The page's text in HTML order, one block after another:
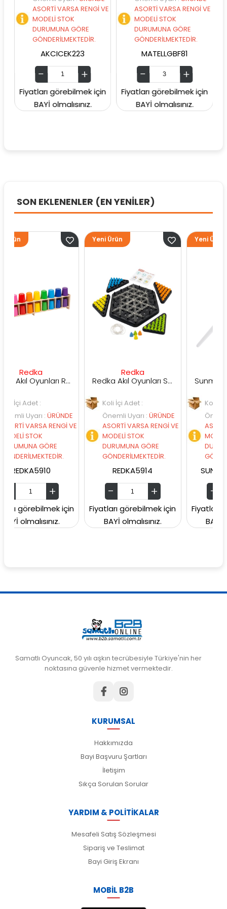
ASORTİ VARSA RENGİ VE
MODELİ STOK
DURUMUNA GÖRE
GÖNDERİLMEKTEDİR.
AKCICEK223
Fiyatları görebilmek için
BAYİ olmalısınız.
ASORTİ VARSA RENGİ VE
MODELİ STOK
DURUMUNA GÖRE
GÖNDERİLMEKTEDİR.
MATELLGBF81
Fiyatları görebilmek için
BAYİ olmalısınız.
SON EKLENENLER (EN YENİLER)
Redka Akıl Oyunları Renk Dedektifi Oyunu
ÜRÜNDE
RENGİ VE
GÖRE
için
Redka Akıl Oyunları Strateji Üçgeni Oyunu
Koli İçi Adet :
Önemli Uyarı:ÜRÜNDE
ASORTİ VARSA RENGİ VE
MODELİ STOK
DURUMUNA GÖRE
GÖNDERİLMEKTEDİR.
REDKA5914
Yeni Ürün
Fiyatları görebilmek için
BAYİ olmalısınız.
Koli İçi Adet :
Önemli Uyarı:
ASORTİ VARSA
MODELİ STOK
DURUMUNA GÖRE
Yeni Ürün
Fiyatları
BAYİ
Samatlı Oyuncak, 50 yılı aşkın tecrübesiyle Türkiye'nin her
noktasına güvenle hizmet vermektedir.
KURUMSAL
Hakkımızda
Bayi Başvuru Şartları
İletişim
Sıkça Sorulan Sorular
YARDIM & POLİTİKALAR
Mesafeli Satış Sözleşmesi
Sipariş ve Teslimat
Bayi Giriş Ekranı
MOBİL B2B